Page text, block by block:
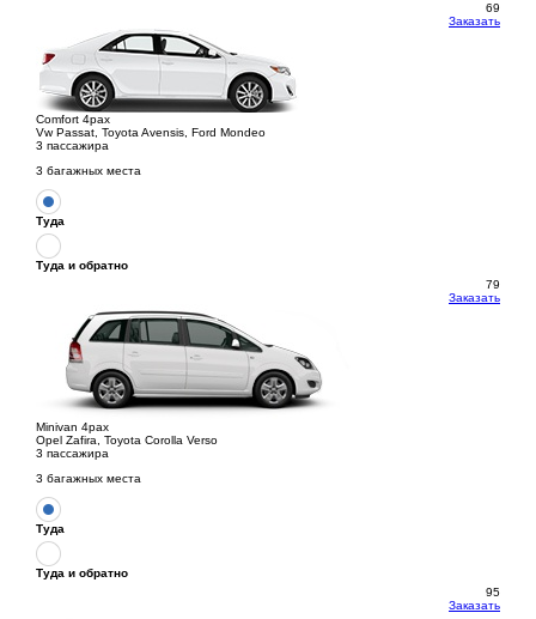
69
Заказать
Comfort 4pax
Vw Passat, Toyota Avensis, Ford Mondeo
3 пассажира
3 багажных места
Туда
Туда и обратно
79
Заказать
Minivan 4pax
Opel Zafira, Toyota Corolla Verso
3 пассажира
3 багажных места
Туда
Туда и обратно
95
Заказать